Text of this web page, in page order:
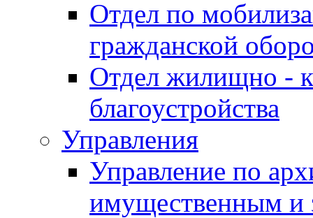
Отдел по
гражданской
Отдел жилищно -
благоустройства
Управления
Управление по
имущественным и